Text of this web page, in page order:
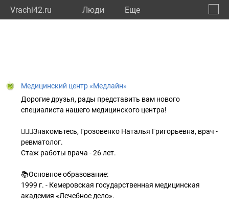
Vrachi42.ru Люди Eще
Медицинский центр «Медлайн»
Дорогие друзья, рады представить вам нового
специалиста нашего медицинского центра!
👩🏼‍⚕️Знакомьтесь, Грозовенко Наталья Григорьевна, врач -
ревматолог.
Стаж работы врача - 26 лет.
📚Основное образование:
1999 г. - Кемеровская государственная медицинская
академия «Лечебное дело».